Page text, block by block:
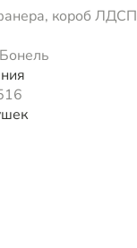
короб ЛДСП